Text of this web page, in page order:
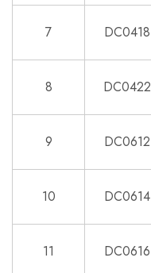
7 DC0418
8 DC0422
9 DC0612
10 DC0614
11 DC0616